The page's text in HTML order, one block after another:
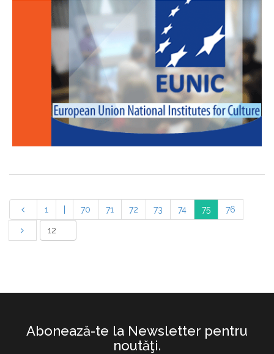
1 70 71 72 73 74 75 76
Abonează-te la Newsletter pentru
noutăţi.